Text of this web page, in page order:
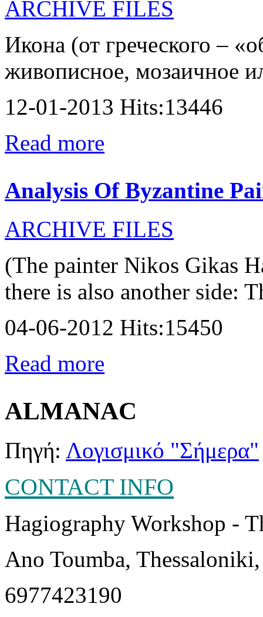
ARCHIVE FILES
Икона (от греческого –
живописное, мозаичное
12-01-2013 Hits:13446
Read more
Analysis Of Byzantine
ARCHIVE FILES
(The painter Nikos Gikas
there is also another side:
04-06-2012 Hits:15450
Read more
ALMANAC
Πηγή: Λογισμικό "Σήμερα"
CONTACT INFO
Hagiography Workshop -
Ano Toumba, Thessaloniki,
6977423190